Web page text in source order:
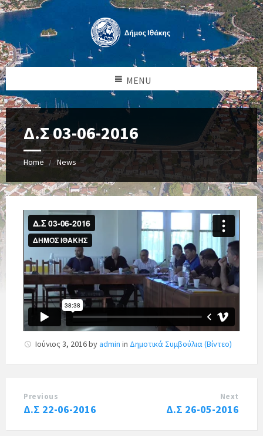
MENU
Δ.Σ 03-06-2016
Home News
Ιούνιος 3, 2016byadmin in Δημοτικά Συμβούλια (Βίντεο)
Previous
Δ.Σ 22-06-2016
Next
Δ.Σ 26-05-2016